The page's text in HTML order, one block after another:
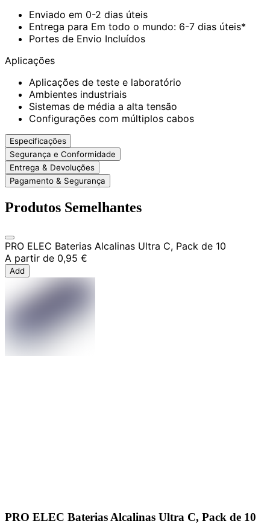
Enviado em 0-2 dias úteis
Entrega para Em todo o mundo: 6-7 dias úteis*
Portes de Envio Incluídos
Aplicações
Aplicações de teste e laboratório
Ambientes industriais
Sistemas de média a alta tensão
Configurações com múltiplos cabos
Especificações
Segurança e Conformidade
Entrega & Devoluções
Pagamento & Segurança
Produtos Semelhantes
PRO ELEC Baterias Alcalinas Ultra C, Pack de 10
A partir de 0,95 €
Add
PRO ELEC Baterias Alcalinas Ultra C, Pack de 10